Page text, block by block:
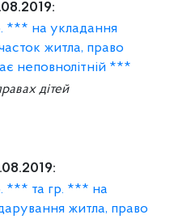
*** на укладання
житла, право
неповнолітній ***
дітей
*** та гр. *** на
житла, право